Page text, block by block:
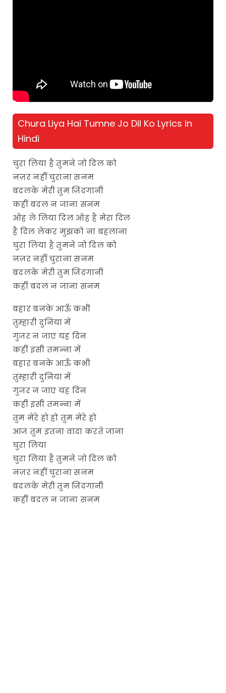
Chura Liya Hai Tumne Jo Dil Ko Lyrics in
Hindi
चुरा लिया है तुमने जो दिल को
नज़र नहीं चुराना सनम
बदलके मेरी तुम ज़िंदगानी
कहीं बदल न जाना सनम
ओह ले लिया दिल ओह है मेरा दिल
है दिल लेकर मुझको ना बहलाना
चुरा लिया है तुमने जो दिल को
नज़र नहीं चुराना सनम
बदलके मेरी तुम ज़िंदगानी
कहीं बदल न जाना सनम
बहार बनके आऊँ कभी
तुम्हारी दुनिया में
गुजर न जाए यह दिन
कहीं इसी तमन्ना में
बहार बनके आऊँ कभी
तुम्हारी दुनिया में
गुजर न जाए यह दिन
कहीं इसी तमन्ना में
तुम मेरे हो हो तुम मेरे हो
आज तुम इतना वादा करते जाना
चुरा लिया
चुरा लिया है तुमने जो दिल को
नज़र नहीं चुराना सनम
बदलके मेरी तुम ज़िंदगानी
कहीं बदल न जाना सनम